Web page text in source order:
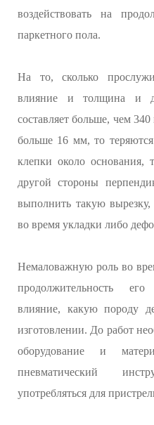
воздействовать на
паркетного пола.
На то, сколько
влияние и толщина и
составляет больше, чем
больше 16 мм, то
клепки около основания,
другой стороны
выполнить такую
во время укладки либо
Немаловажную роль во
продолжительность
влияние, какую породу
изготовлении. До работ
оборудование и
пневматический
употребляться для